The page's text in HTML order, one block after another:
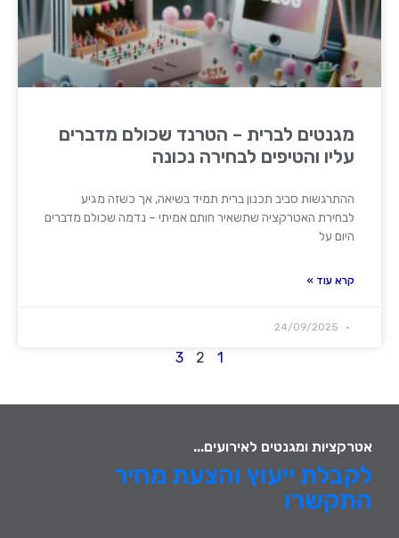
מגנטים לברית – הטרנד שכולם מדברים
עליו והטיפים לבחירה נכונה
ההתרגשות סביב תכנון ברית תמיד בשיאה, אך כשזה מגיע
לבחירת האטרקציה שתשאיר חותם אמיתי – נדמה שכולם מדברים
היום על
קרא עוד »
1
2
3
אטרקציות ומגנטים לאירועים...
לקבלת ייעוץ והצעת מחיר
התקשרו